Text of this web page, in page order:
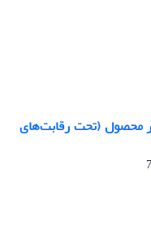
محصول (تحت رقابت‌های